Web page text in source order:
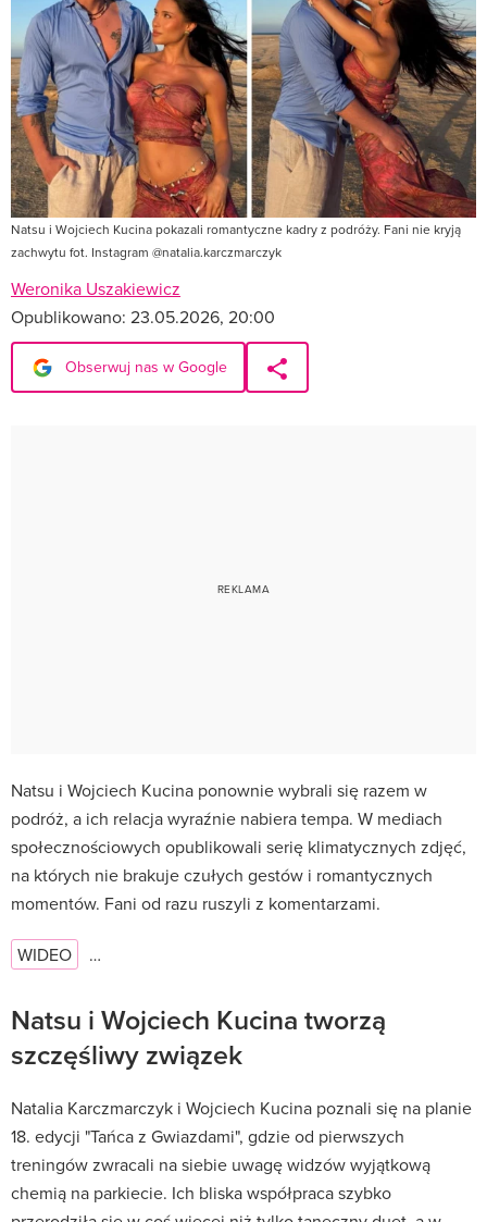
Natsu i Wojciech Kucina pokazali romantyczne kadry z podróży. Fani nie kryją
zachwytu fot. Instagram @natalia.karczmarczyk
Weronika Uszakiewicz
Opublikowano: 23.05.2026, 20:00
Obserwuj nas w Google
Natsu i Wojciech Kucina ponownie wybrali się razem w
podróż, a ich relacja wyraźnie nabiera tempa. W mediach
społecznościowych opublikowali serię klimatycznych zdjęć,
na których nie brakuje czułych gestów i romantycznych
momentów. Fani od razu ruszyli z komentarzami.
WIDEO …
Natsu i Wojciech Kucina tworzą
szczęśliwy związek
Natalia Karczmarczyk i Wojciech Kucina poznali się na planie
18. edycji "Tańca z Gwiazdami", gdzie od pierwszych
treningów zwracali na siebie uwagę widzów wyjątkową
chemią na parkiecie. Ich bliska współpraca szybko